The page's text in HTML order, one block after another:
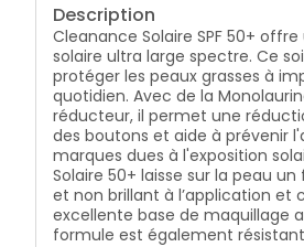
Description
Cleanance Solaire SPF 50+
solaire ultra large spectre. Ce
protéger les peaux grasses à
quotidien. Avec de la
réducteur, il permet une
des boutons et aide à prévenir
marques dues à l'exposition
Solaire 50+ laisse sur la peau
et non brillant à l’application et
excellente base de maquillage
formule est également